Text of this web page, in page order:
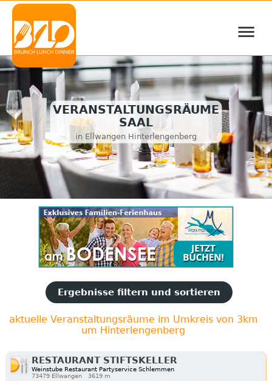
≡
VERANSTALTUNGSRÄUME
SAAL
in Ellwangen Hinterlengenberg
Ergebnisse filtern und sortieren
aktuelle Veranstaltungsräume im Umkreis von 3km
um Hinterlengenberg
RESTAURANT STIFTSKELLER
Weinstube Restaurant Partyservice Schlemmen
73479 Ellwangen
3619 m